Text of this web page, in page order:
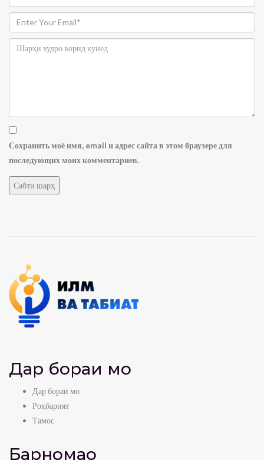
Сохранить моё имя, email и адрес сайта в этом браузере для
последующих моих комментариев.
Дар бораи мо
Дар бораи мо
Роҳбарият
Тамос
Барномаҳо